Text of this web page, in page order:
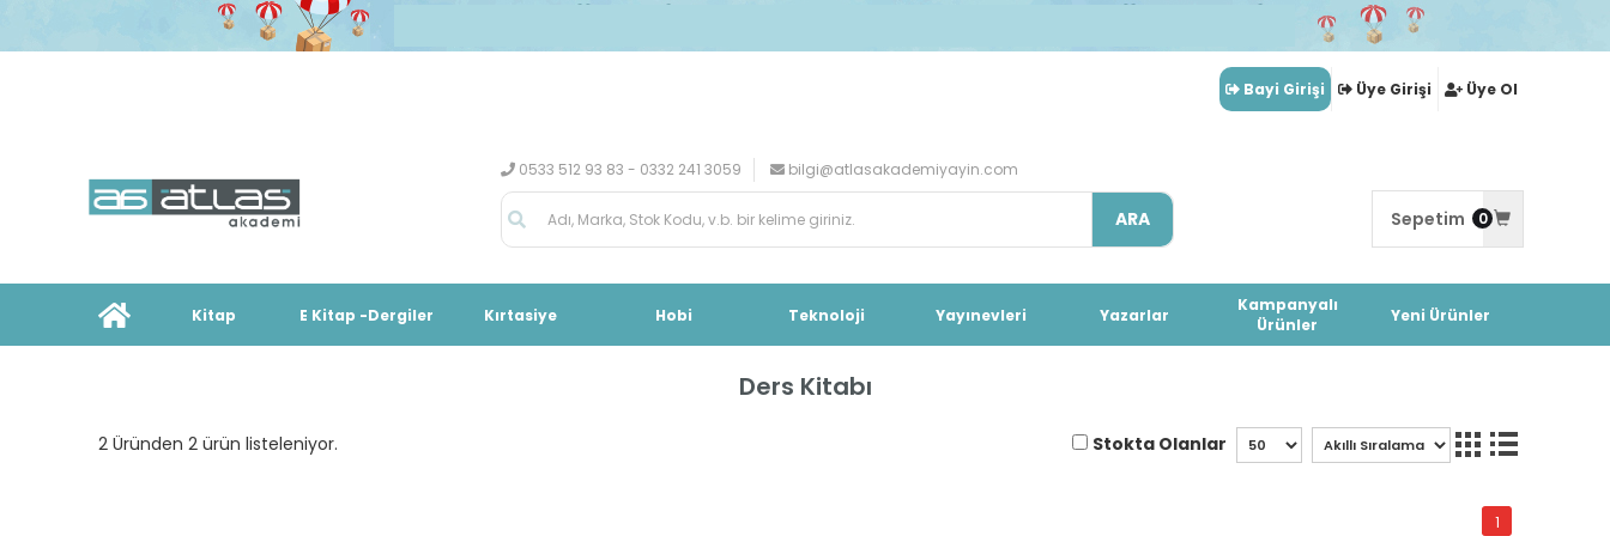
Bayi Girişi Üye Girişi Üye Ol
0533 512 93 83 - 0332 241 3059 bilgi@atlasakademiyayin.com
ARA Sepetim 0
Kitap E Kitap -Dergiler Kırtasiye Hobi Teknoloji Yayınevleri Yazarlar
Kampanyalı
Ürünler
Yeni Ürünler
Ders Kitabı
2 Üründen 2 ürün listeleniyor. Stokta Olanlar
1